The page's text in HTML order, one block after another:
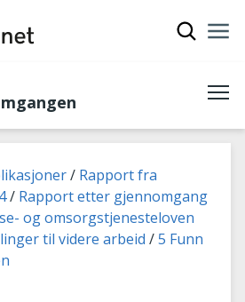
Rapport fra
Rapport etter gjennomgang
og omsorgstjenesteloven
til videre arbeid
5 Funn